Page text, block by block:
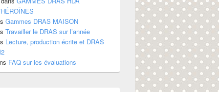
Gammes DRAS MAISON
Travailler le DRAS sur l’année
Lecture, production écrite et DRAS
FAQ sur les évaluations